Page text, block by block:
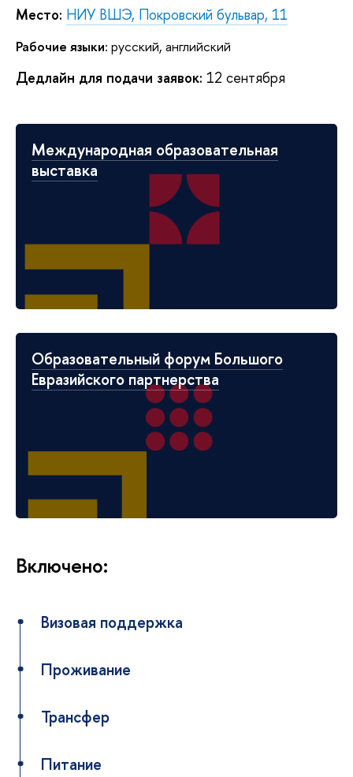
Место: НИУ ВШЭ, Покровский бульвар, 11
Рабочие языки: русский, английский
Дедлайн для подачи заявок: 12 сентября
Международная образовательная
выставка
Образовательный форум Большого
Евразийского партнерства
Включено:
Визовая поддержка
Проживание
Трансфер
Питание